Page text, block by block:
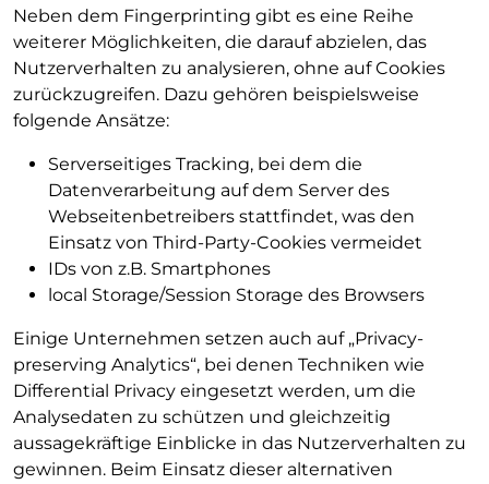
Neben dem Fingerprinting gibt es eine Reihe
weiterer Möglichkeiten, die darauf abzielen, das
Nutzerverhalten zu analysieren, ohne auf Cookies
zurückzugreifen. Dazu gehören beispielsweise
folgende Ansätze:
Serverseitiges Tracking, bei dem die
Datenverarbeitung auf dem Server des
Webseitenbetreibers stattfindet, was den
Einsatz von Third-Party-Cookies vermeidet
IDs von z.B. Smartphones
local Storage/Session Storage des Browsers
Einige Unternehmen setzen auch auf „Privacy-
preserving Analytics“, bei denen Techniken wie
Differential Privacy eingesetzt werden, um die
Analysedaten zu schützen und gleichzeitig
aussagekräftige Einblicke in das Nutzerverhalten zu
gewinnen. Beim Einsatz dieser alternativen